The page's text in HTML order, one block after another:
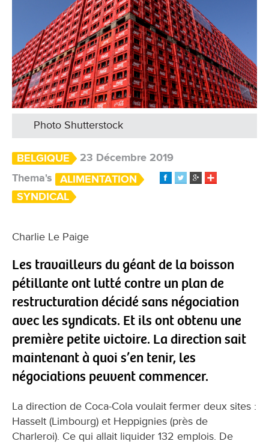
Photo Shutterstock
BELGIQUE
23 Décembre 2019
Thema's
ALIMENTATION
SYNDICAL
Charlie Le Paige
Les travailleurs du géant de la boisson
pétillante ont lutté contre un plan de
restructuration décidé sans négociation
avec les syndicats. Et ils ont obtenu une
première petite victoire. La direction sait
maintenant à quoi s’en tenir, les
négociations peuvent commencer.
La direction de Coca-Cola voulait fermer deux sites :
Hasselt (Limbourg) et Heppignies (près de
Charleroi). Ce qui allait liquider 132 emplois. De